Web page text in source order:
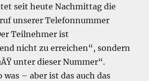
seit heute Nachmittag die
unserer Telefonnummer
Teilnehmer ist
nicht zu erreichen“, sondern
unter dieser Nummer“.
was – aber ist das auch das